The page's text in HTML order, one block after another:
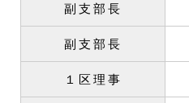
副支部長
副支部長
１区理事